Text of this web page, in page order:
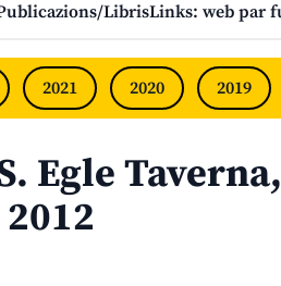
LibrisLinks: web par
2021 2020 2019
Egle